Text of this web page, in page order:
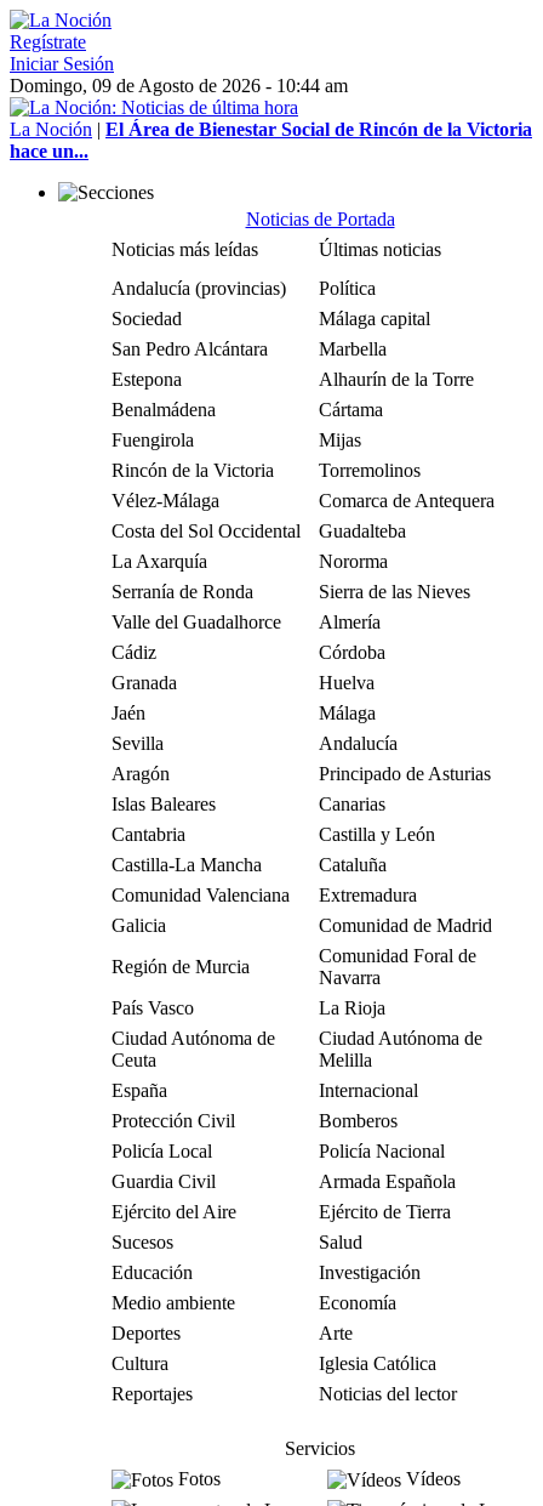
Regístrate
Iniciar Sesión
Domingo, 09 de Agosto de 2026 - 10:44 am
La Noción | El Área de Bienestar Social de Rincón de la Victoria
hace un...
Noticias de Portada
Noticias más leídas
Últimas noticias
Andalucía (provincias)
Política
Sociedad
Málaga capital
San Pedro Alcántara
Marbella
Estepona
Alhaurín de la Torre
Benalmádena
Cártama
Fuengirola
Mijas
Rincón de la Victoria
Torremolinos
Vélez-Málaga
Comarca de Antequera
Costa del Sol Occidental
Guadalteba
La Axarquía
Nororma
Serranía de Ronda
Sierra de las Nieves
Valle del Guadalhorce
Almería
Cádiz
Córdoba
Granada
Huelva
Jaén
Málaga
Sevilla
Andalucía
Aragón
Principado de Asturias
Islas Baleares
Canarias
Cantabria
Castilla y León
Castilla-La Mancha
Cataluña
Comunidad Valenciana
Extremadura
Galicia
Comunidad de Madrid
Región de Murcia
Comunidad Foral de
Navarra
País Vasco
La Rioja
Ciudad Autónoma de
Ceuta
Ciudad Autónoma de
Melilla
España
Internacional
Protección Civil
Bomberos
Policía Local
Policía Nacional
Guardia Civil
Armada Española
Ejército del Aire
Ejército de Tierra
Sucesos
Salud
Educación
Investigación
Medio ambiente
Economía
Deportes
Arte
Cultura
Iglesia Católica
Reportajes
Noticias del lector
Servicios
Fotos
Vídeos